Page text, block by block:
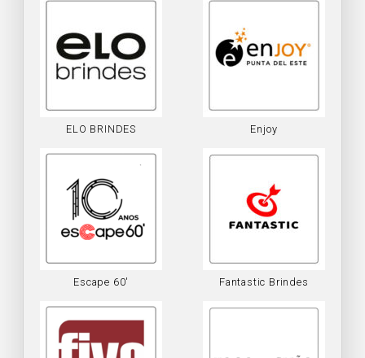
ELO BRINDES Enjoy
Escape 60′ Fantastic Brindes